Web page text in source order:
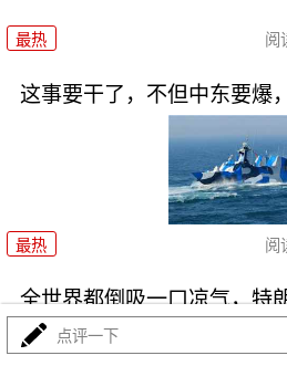
最热 阅
这事要干了，不但中东要爆
最热 阅
全世界都倒吸一口凉气，特
点评一下